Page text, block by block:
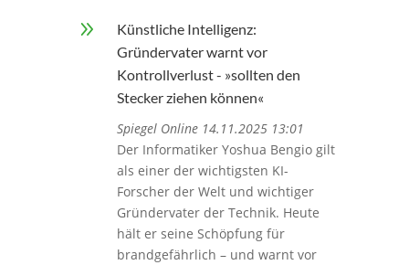
9
Künstliche Intelligenz:
Gründervater warnt vor
Kontrollverlust - »sollten den
Stecker ziehen können«
Spiegel Online 14.11.2025 13:01
Der Informatiker Yoshua Bengio gilt
als einer der wichtigsten KI-
Forscher der Welt und wichtiger
Gründervater der Technik. Heute
hält er seine Schöpfung für
brandgefährlich – und warnt vor